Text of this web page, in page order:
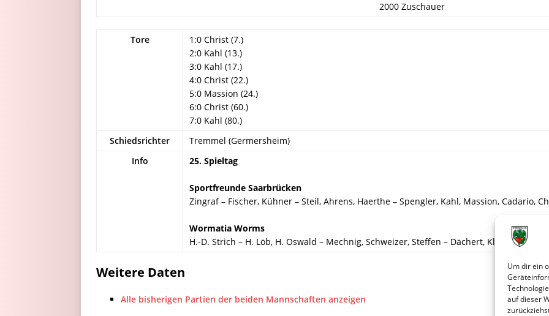
Um dir ein
auf dieser
2000 Zuschauer
Tore
1:0 Christ (7.)
2:0 Kahl (13.)
3:0 Kahl (17.)
4:0 Christ (22.)
5:0 Massion (24.)
6:0 Christ (60.)
7:0 Kahl (80.)
Schiedsrichter
Tremmel (Germersheim)
Info
25. Spieltag
Sportfreunde Saarbrücken
Zingraf – Fischer, Kühner – Steil, Ahrens, Haerthe – Spengler, Kahl, Massion, Cadario,
Wormatia Worms
H.-D. Strich – H. Löb, H. Oswald – Mechnig, Schweizer, Steffen – Dächert, Klauß, Straus,
Weitere Daten
Alle bisherigen Partien der beiden Mannschaften anzeigen